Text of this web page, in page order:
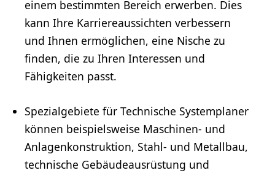
einem bestimmten Bereich erwerben. Dies
kann Ihre Karriereaussichten verbessern
und Ihnen ermöglichen, eine Nische zu
finden, die zu Ihren Interessen und
Fähigkeiten passt.
Spezialgebiete für Technische Systemplaner
können beispielsweise Maschinen- und
Anlagenkonstruktion, Stahl- und Metallbau,
technische Gebäudeausrüstung und